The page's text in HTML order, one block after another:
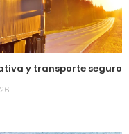
y transporte seguro